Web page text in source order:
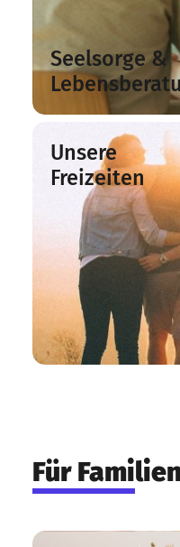
Seelsorge &
Unsere
Freizeiten
Für